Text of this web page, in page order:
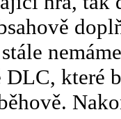
které